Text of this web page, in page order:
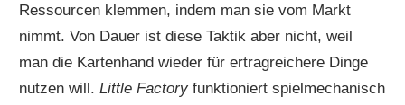
Ressourcen klemmen, indem man sie vom Markt
nimmt. Von Dauer ist diese Taktik aber nicht, weil
man die Kartenhand wieder für ertragreichere Dinge
nutzen will.Little Factory funktioniert spielmechanisch